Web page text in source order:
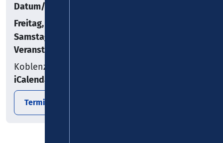
Datum/Uhrzeit
Freitag, 08.05.2026
Samstag, 11.07.2026
Veranstaltungsort
Koblenz
iCalendar
Termin exportieren